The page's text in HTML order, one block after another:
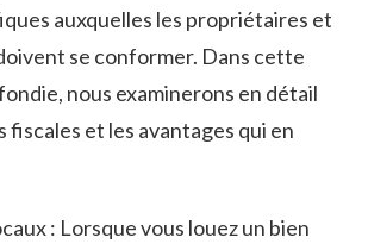
auxquelles les propriétaires et
se conformer.⁣ Dans cette
nous ⁤examinerons en⁢ détail
‍fiscales et les avantages qui en‌
: Lorsque vous⁣ louez un ⁤bien